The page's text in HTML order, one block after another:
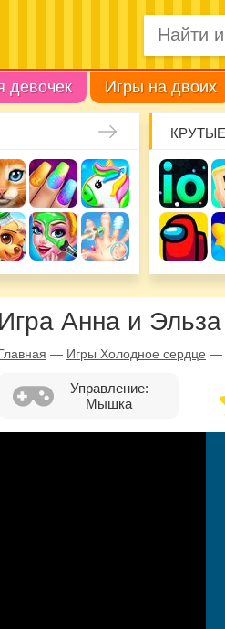
девочек Игры на двоих
Игра Анна и Эльза
— Игры Холодное сердце —
Управление:
Мышка